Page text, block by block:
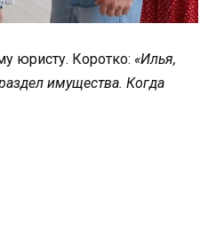
юристу. Коротко: «Илья,
имущества. Когда